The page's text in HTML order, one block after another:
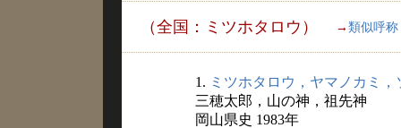
（全国：ミツホタロウ） → 類似呼称
1. ミツホタロウ，ヤマノカミ，
三穂太郎，山の神，祖先神
岡山県史 1983年